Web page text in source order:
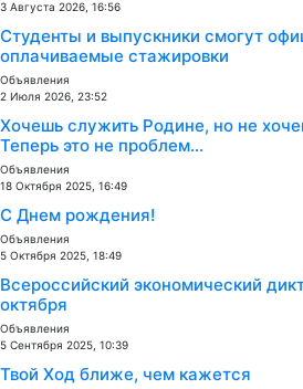
3 Августа 2026, 16:56
Студенты и выпускники смогут
оплачиваемые стажировки
Объявления
2 Июля 2026, 23:52
Хочешь служить Родине, но не
Теперь это не проблем...
Объявления
18 Октября 2025, 16:49
С Днем рождения!
Объявления
5 Октября 2025, 18:49
Всероссийский экономический
октября
Объявления
5 Сентября 2025, 10:39
Твой Ход ближе, чем кажется